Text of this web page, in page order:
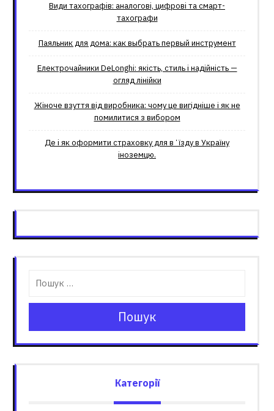
Види тахографів: аналогові, цифрові та смарт-
тахографи
Паяльник для дома: как выбрать первый инструмент
Електрочайники DeLonghi: якість, стиль і надійність —
огляд лінійки
Жіноче взуття від виробника: чому це вигідніше і як не
помилитися з вибором
Де і як оформити страховку для вʼїзду в Україну
іноземцю.
Пошук
Категорії